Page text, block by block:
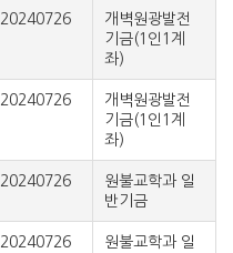
20240726
개벽원광발전
기금(1인1계
좌)
20240726
개벽원광발전
기금(1인1계
좌)
20240726
원불교학과 일
반기금
20240726
원불교학과 일